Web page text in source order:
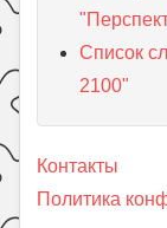
Список
2100"
Контакты
Политика